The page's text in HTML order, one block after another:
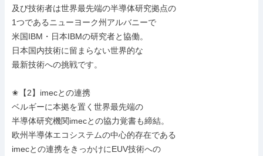
及び技術者は世界最先端の半導体研究拠点の
1つであるニューヨーク州アルバニーで
米国IBM・日本IBMの研究者と協働。
日本国内技術に留まらない世界的な
最新技術への挑戦です。
✬【2】imecとの連携
ベルギーに本拠を置く世界最先端の
半導体研究機関imecとの協力覚書も締結。
欧州半導体エコシステムの中心的存在である
imecとの連携をきっかけにEUV技術への